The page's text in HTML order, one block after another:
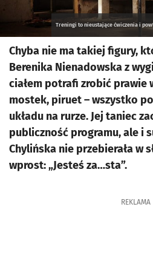
Treningi to nieustające ćwiczenia i
Chyba nie ma takiej figury,
Berenika Nienadowska z
ciałem potrafi zrobić prawie
mostek, piruet – wszystko
układu na rurze. Jej taniec
publiczność programu, ale i
Chylińska nie przebierała w
wprost: „Jesteś za…sta”.
REKLAMA